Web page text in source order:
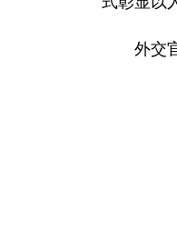
外交